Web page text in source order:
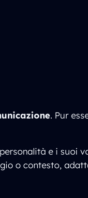
. Pur
e i suoi
o contesto,